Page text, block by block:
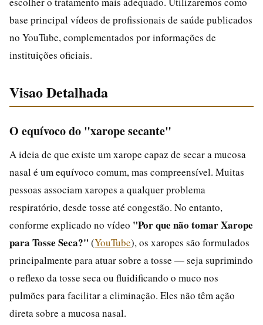
base principal vídeos de profissionais de saúde publicados
no YouTube, complementados por informações de
instituições oficiais.
Visao Detalhada
O equívoco do "xarope secante"
A ideia de que existe um xarope capaz de secar a mucosa
nasal é um equívoco comum, mas compreensível. Muitas
pessoas associam xaropes a qualquer problema
respiratório, desde tosse até congestão. No entanto,
conforme explicado no vídeo "Por que não tomar Xarope
para Tosse Seca?" (YouTube), os xaropes são formulados
principalmente para atuar sobre a tosse — seja suprimindo
o reflexo da tosse seca ou fluidificando o muco nos
pulmões para facilitar a eliminação. Eles não têm ação
direta sobre a mucosa nasal.